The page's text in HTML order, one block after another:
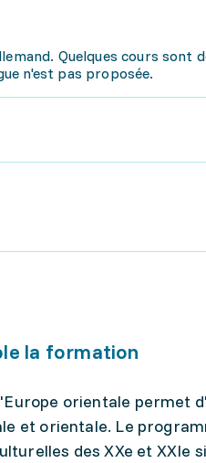
Quelques cours sont
n'est pas proposée.
la formation
orientale permet
et orientale. Le
des XXe et XXIe